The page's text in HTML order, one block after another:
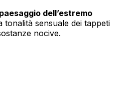
paesaggio dell’estremo
sensuale dei tappeti
nocive.